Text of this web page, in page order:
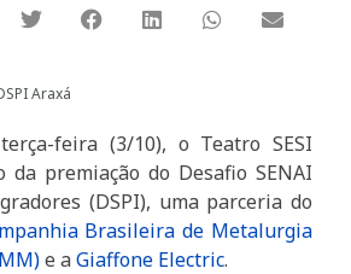
Araxá
feira (3/10), o Teatro SESI
da premiação do Desafio SENAI
(DSPI), uma parceria do
Brasileira de Metalurgia
e aGiaffone Electric.